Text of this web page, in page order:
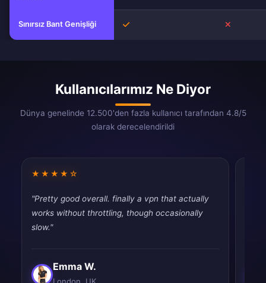
Sınırsız Bant Genişliği Evet
Kullanıcılarımız Ne Diyor
Dünya genelinde 12.500'den fazla kullanıcı tarafından 4.8/5
olarak derecelendirildi
★★★★☆
"Pretty good overall. finally a vpn that actually
works without throttling, though occasionally
slow."
Emma W.